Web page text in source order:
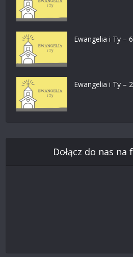
Ewangelia i Ty –
Ewangelia i Ty –
Dołącz do nas na